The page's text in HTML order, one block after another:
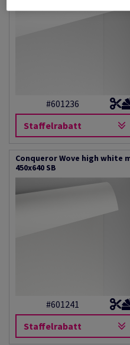
#601236
Staffelrabatt
Conqueror Wove high white
450x640 SB
#601241
Staffelrabatt